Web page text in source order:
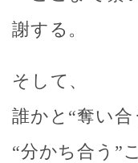
謝する。
そして、
誰かと“奪い合
“分かち合う”